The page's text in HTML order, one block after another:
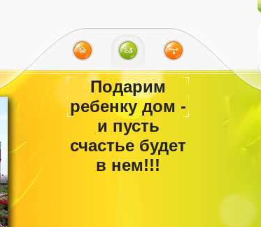
Подарим
ребенку дом -
и пусть
счастье будет
в нем!!!